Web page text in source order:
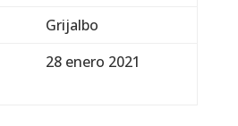
Grijalbo
28 enero 2021